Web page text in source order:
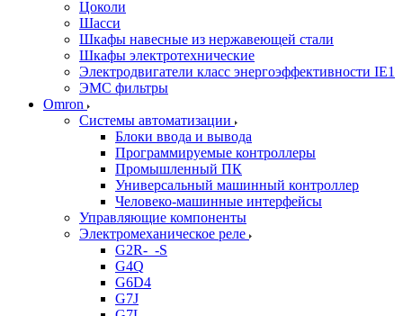
Цоколи
Шасси
Шкафы навесные из нержавеющей стали
Шкафы электротехнические
Электродвигатели класс энергоэффективности IE1
ЭМС фильтры
Omron
Системы автоматизации
Блоки ввода и вывода
Программируемые контроллеры
Промышленный ПК
Универсальный машинный контроллер
Человеко-машинные интерфейсы
Управляющие компоненты
Электромеханическое реле
G2R-_-S
G4Q
G6D4
G7J